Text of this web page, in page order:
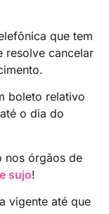
que tem
resolve cancelar
boleto relativo
o dia do
nos órgãos de
sujo!
vigente até que